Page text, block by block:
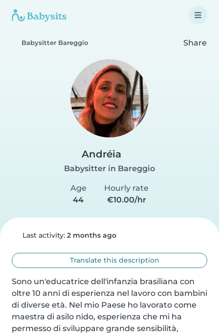
Babysitter Bareggio Share
Andréia
Babysitter in Bareggio
Age
44
Hourly rate
€10.00/hr
Last activity: 2 months ago
Translate this description
Sono un'educatrice dell'infanzia brasiliana con
oltre 10 anni di esperienza nel lavoro con bambini
di diverse età. Nel mio Paese ho lavorato come
maestra di asilo nido, esperienza che mi ha
permesso di sviluppare grande sensibilità,